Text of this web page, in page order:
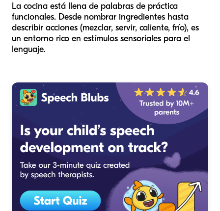
La cocina está llena de palabras de práctica
funcionales. Desde nombrar ingredientes hasta
describir acciones (mezclar, servir, caliente, frío), es
un entorno rico en estímulos sensoriales para el
lenguaje.